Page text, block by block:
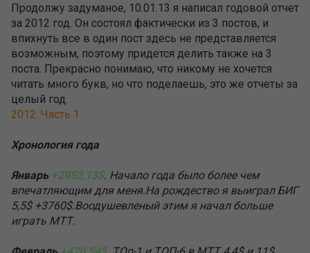
Продолжу задуманое, 10.01.13 я написал годовой отчет
за 2012 год. Он состоял фактически из 3 постов, и
впихнуть все в один пост здесь не представляется
возможным, поэтому придется делить также на 3
поста. Прекрасно понимаю, что никому не хочется
читать много букв, но что поделаешь, это же отчеты за
целый год.
2012. Часть 1
Хронология года
Январь+2952,13$. Начало года было более чем
впечатляющим для меня.На рождество я выиграл БИГ
5,5$ +3760$.Воодушевленый этим я начал больше
играть МТТ.